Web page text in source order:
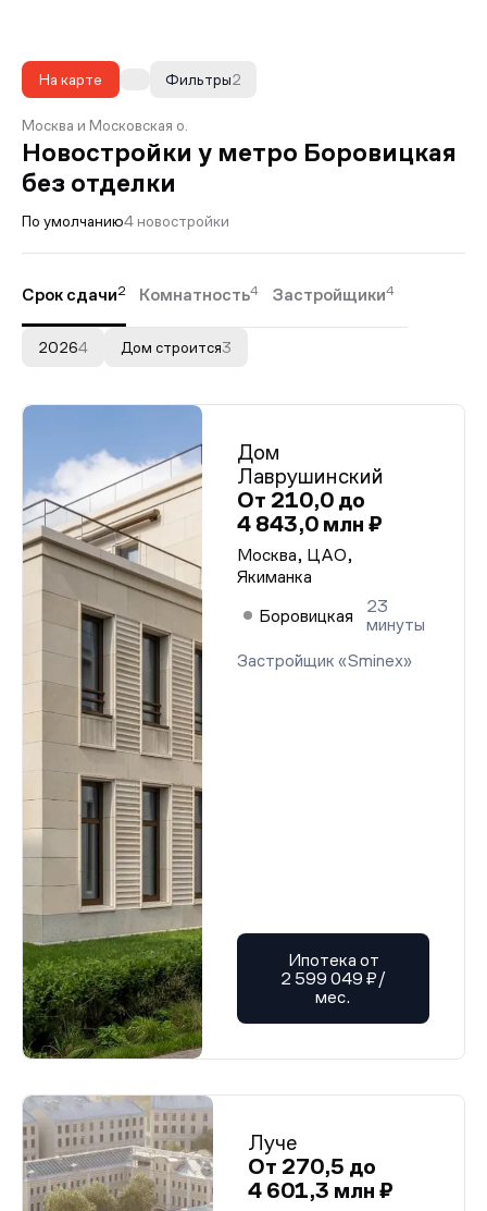
На карте 2
Фильтры
Москва и Московская о.
Новостройки у метро Боровицкая
без отделки
По умолчанию4 новостройки
Срок сдачи2 Комнатность4 Застройщики4
20264 Дом строится3
Дом
Лаврушинский
От 210,0 до
4 843,0 млн ₽
Москва, ЦАО,
Якиманка
Боровицкая
23
минуты
Застройщик «Sminex»
Ипотека от
2 599 049 ₽/
мес.
Луче
От 270,5 до
4 601,3 млн ₽